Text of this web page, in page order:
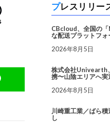
プレスリリ
CBcloud、全国の
な配送プラットフ
2026年8月5日
株式会社Univearth
携〜山陰エリアへ
2026年8月5日
川崎重工業／ばら
し